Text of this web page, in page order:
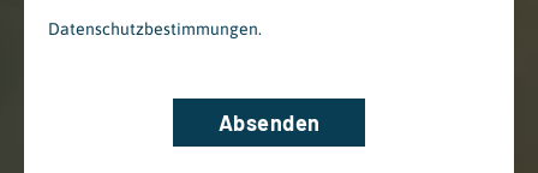
Datenschutzbestimmungen.